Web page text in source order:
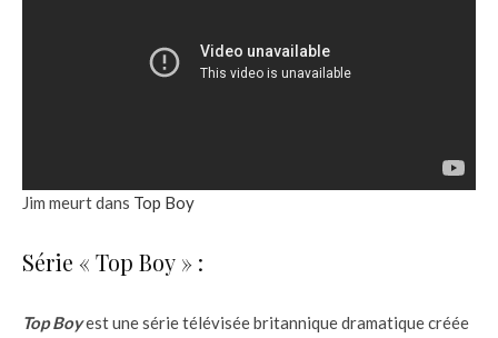
Jim meurt dans Top Boy
Série « Top Boy » :
Top Boyest une série télévisée britannique dramatique créée